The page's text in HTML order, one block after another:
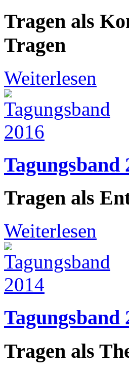
Tragen als
Tragen
Weiterlesen
Tagungsband
Tragen als
Weiterlesen
Tagungsband
Tragen als